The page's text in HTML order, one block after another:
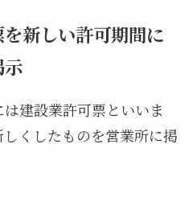
新しい許可期間に
示
建設業許可票といいま
くしたものを営業所に掲